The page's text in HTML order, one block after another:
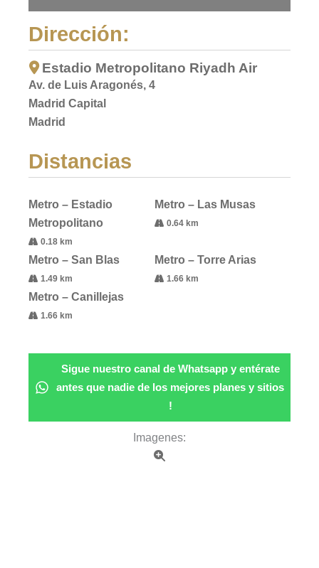
Dirección:
Estadio Metropolitano Riyadh Air
Av. de Luis Aragonés, 4
Madrid Capital
Madrid
Distancias
Metro – Estadio
Metropolitano
0.18 km
Metro – Las Musas
0.64 km
Metro – San Blas
1.49 km
Metro – Torre Arias
1.66 km
Metro – Canillejas
1.66 km
Sigue nuestro canal de Whatsapp y entérate
antes que nadie de los mejores planes y sitios
!
Imagenes: